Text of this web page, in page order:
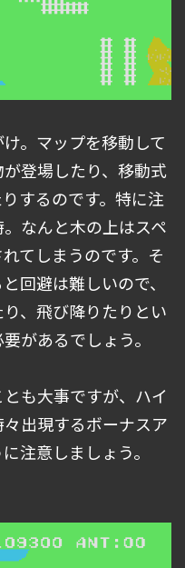
。マップを移動して
登場したり、移動式
するのです。特に注
なんと木の上はスペ
てしまうのです。そ
回避は難しいので、
、飛び降りたりとい
があるでしょう。
も大事ですが、ハイ
出現するボーナスア
注意しましょう。